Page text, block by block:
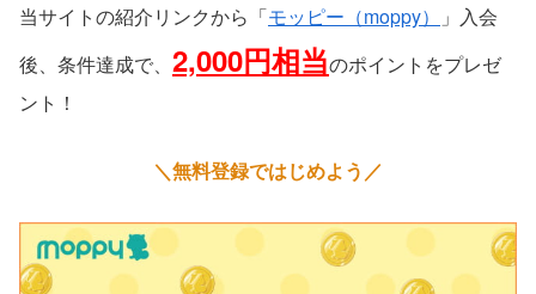
当サイトの紹介リンクから「モッピー（moppy）
」入会
後、条件達成で、 2,000円相当のポイントをプレゼ
ント！
＼無料登録ではじめよう／